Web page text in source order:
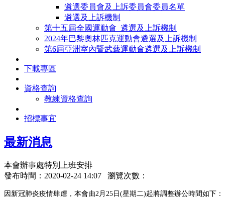
遴選委員會及上訴委員會委員名單
遴選及上訴機制
第十五屆全國運動會_遴選及上訴機制
2024年巴黎奧林匹克運動會遴選及上訴機制
第6屆亞洲室內暨武藝運動會遴選及上訴機制
下載專區
資格查詢
教練資格查詢
招標事宜
最新消息
本會辦事處特別上班安排
發布時間：2020-02-24 14:07 瀏覽次數：
因新冠肺炎疫情肆虐，本會由2月25日(星期二)起將調整辦公時間如下：